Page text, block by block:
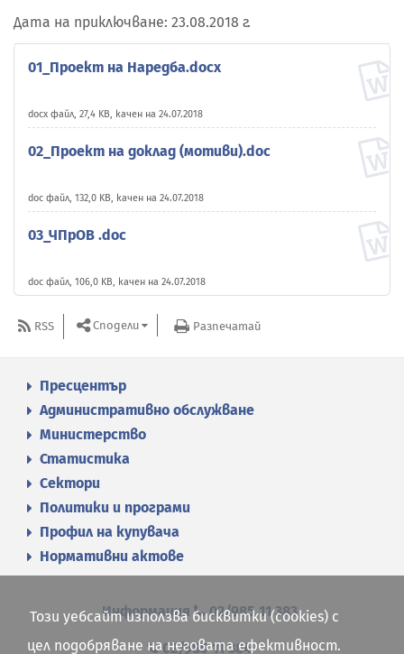
Дата на приключване: 23.08.2018 г.
01_Проект на Наредба.docx
docx файл, 27,4 KB, качен на 24.07.2018
02_Проект на доклад (мотиви).doc
doc файл, 132,0 KB, качен на 24.07.2018
03_ЧПрОВ .doc
doc файл, 106,0 KB, качен на 24.07.2018
RSS Сподели Разпечатай
Пресцентър
Административно обслужване
Министерство
Статистика
Сектори
Политики и програми
Профил на купувача
Нормативни актове
Информация 02/985 11 383
02/985 11 384
Този уебсайт използва бисквитки (cookies) с
цел подобряване на неговата ефективност.